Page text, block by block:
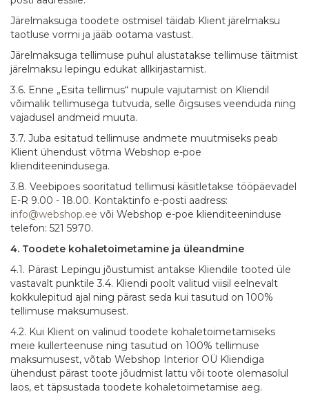
Järelmaksuga toodete ostmisel täidab Klient järelmaksu
taotluse vormi ja jääb ootama vastust.
Järelmaksuga tellimuse puhul alustatakse tellimuse täitmist
järelmaksu lepingu edukat allkirjastamist.
3.6. Enne „Esita tellimus“ nupule vajutamist on Kliendil
võimalik tellimusega tutvuda, selle õigsuses veenduda ning
vajadusel andmeid muuta.
3.7. Juba esitatud tellimuse andmete muutmiseks peab
Klient ühendust võtma Webshop e-poe
klienditeenindusega.
3.8. Veebipoes sooritatud tellimusi käsitletakse tööpäevadel
E-R 9.00 - 18.00. Kontaktinfo e-posti aadress:
info@webshop.ee või Webshop e-poe klienditeeninduse
telefon: 521 5970.
4. Toodete kohaletoimetamine ja üleandmine
4.1. Pärast Lepingu jõustumist antakse Kliendile tooted üle
vastavalt punktile 3.4. Kliendi poolt valitud viisil eelnevalt
kokkulepitud ajal ning pärast seda kui tasutud on 100%
tellimuse maksumusest.
4.2. Kui Klient on valinud toodete kohaletoimetamiseks
meie kullerteenuse ning tasutud on 100% tellimuse
maksumusest, võtab Webshop Interior OÜ Kliendiga
ühendust pärast toote jõudmist lattu või toote olemasolul
laos, et täpsustada toodete kohaletoimetamise aeg.